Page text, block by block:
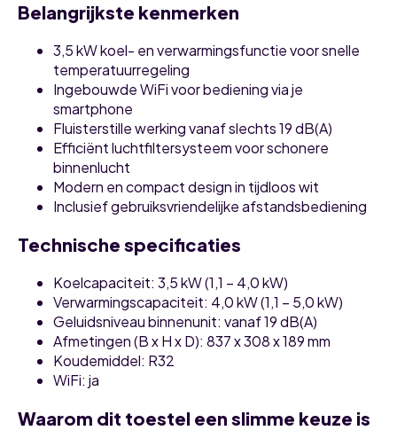
Belangrijkste kenmerken
3,5 kW koel- en verwarmingsfunctie voor snelle
temperatuurregeling
Ingebouwde WiFi voor bediening via je
smartphone
Fluisterstille werking vanaf slechts 19 dB(A)
Efficiënt luchtfiltersysteem voor schonere
binnenlucht
Modern en compact design in tijdloos wit
Inclusief gebruiksvriendelijke afstandsbediening
Technische specificaties
Koelcapaciteit: 3,5 kW (1,1 – 4,0 kW)
Verwarmingscapaciteit: 4,0 kW (1,1 – 5,0 kW)
Geluidsniveau binnenunit: vanaf 19 dB(A)
Afmetingen (B x H x D): 837 x 308 x 189 mm
Koudemiddel: R32
WiFi: ja
Waarom dit toestel een slimme keuze is